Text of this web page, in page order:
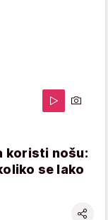
koristi nošu:
se lako